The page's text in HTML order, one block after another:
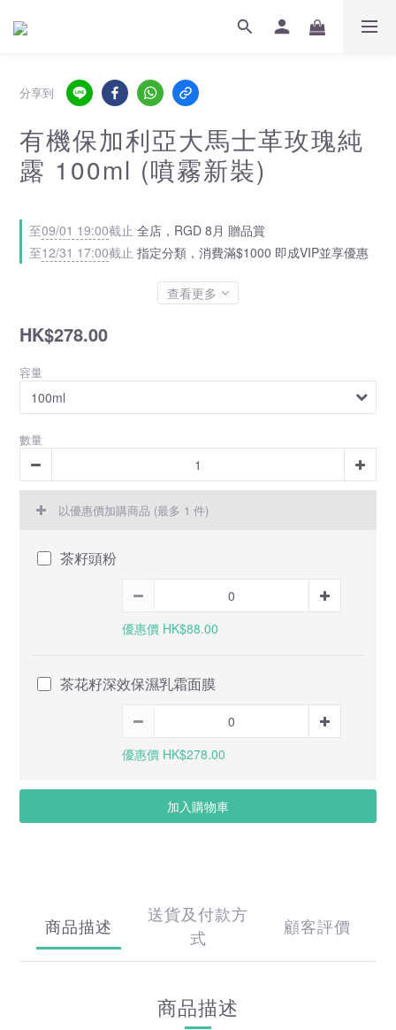
分享到
有機保加利亞大馬士革玫瑰純
露 100ml (噴霧新裝)
至09/01 19:00截止 全店，RGD 8月 贈品賞
至12/31 17:00截止 指定分類，消費滿$1000 即成VIP並享優惠
查看更多
HK$278.00
容量
數量
以優惠價加購商品 (最多 1 件)
茶籽頭粉
優惠價 HK$88.00
茶花籽深效保濕乳霜面膜
優惠價 HK$278.00
加入購物車
商品描述
送貨及付款方
式
顧客評價
商品描述